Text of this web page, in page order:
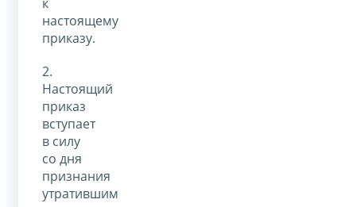
настоящему
приказу.
2.
Настоящий
приказ
вступает
в силу
со дня
признания
утратившим